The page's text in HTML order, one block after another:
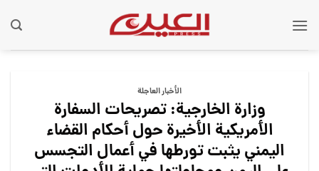
الأخبار العاجلة
وزارة الخارجية: تصريحات السفارة
الأمريكية الأخيرة حول أحكام القضاء
اليمني يثبت تورطها في أعمال التجسس